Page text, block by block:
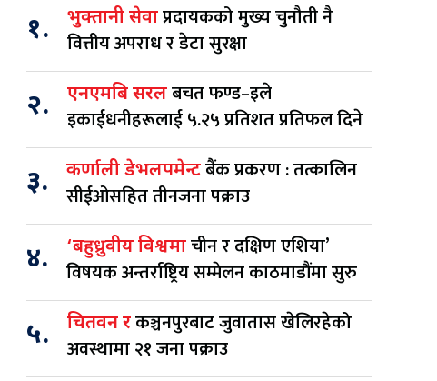
१. भुक्तानी सेवाप्रदायकको मुख्य चुनौती नै
वित्तीय अपराध र डेटा सुरक्षा
२. एनएमबि सरलबचत फण्ड–इले
इकाईधनीहरूलाई ५.२५ प्रतिशत प्रतिफल दिने
३. कर्णाली डेभलपमेन्टबैंक प्रकरण : तत्कालिन
सीईओसहित तीनजना पक्राउ
४. ‘बहुध्रुवीय विश्वमाचीन र दक्षिण एशिया’
विषयक अन्तर्राष्ट्रिय सम्मेलन काठमाडौंमा सुरु
५. चितवन रकञ्चनपुरबाट जुवातास खेलिरहेको
अवस्थामा २१ जना पक्राउ